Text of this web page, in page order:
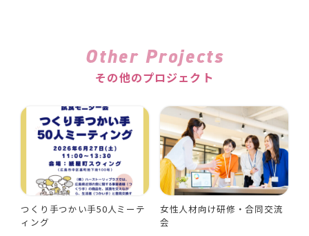
Other Projects
その他のプロジェクト
つくり手つかい手50人ミーテ
ィング
女性人材向け研修・合同交流
会